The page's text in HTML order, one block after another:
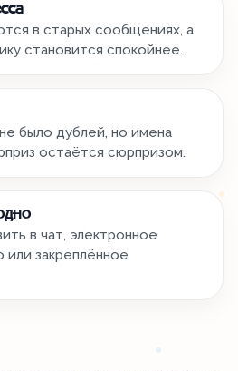
в старых сообщениях, а
становится спокойнее.
было дублей, но имена
остаётся сюрпризом.
в чат, электронное
или закреплённое